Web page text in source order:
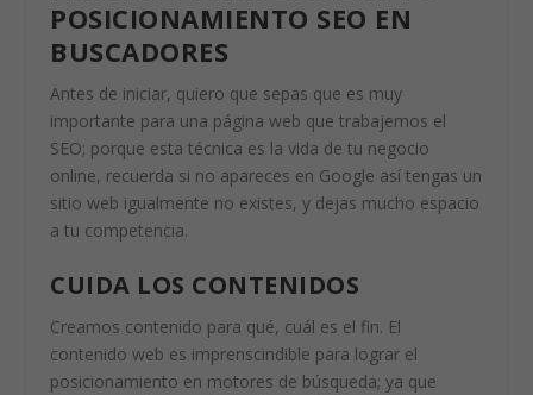
POSICIONAMIENTO SEO EN
BUSCADORES
Antes de iniciar, quiero que sepas que es muy
importante para una página web que trabajemos el
SEO; porque esta técnica es la vida de tu negocio
online, recuerda si no apareces en Google así tengas un
sitio web igualmente no existes, y dejas mucho espacio
a tu competencia.
CUIDA LOS CONTENIDOS
Creamos contenido para qué, cuál es el fin. El
contenido web es imprenscindible para lograr el
posicionamiento en motores de búsqueda; ya que